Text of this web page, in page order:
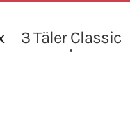
3 Täler Classic